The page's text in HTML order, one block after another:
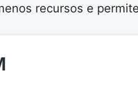
recursos e